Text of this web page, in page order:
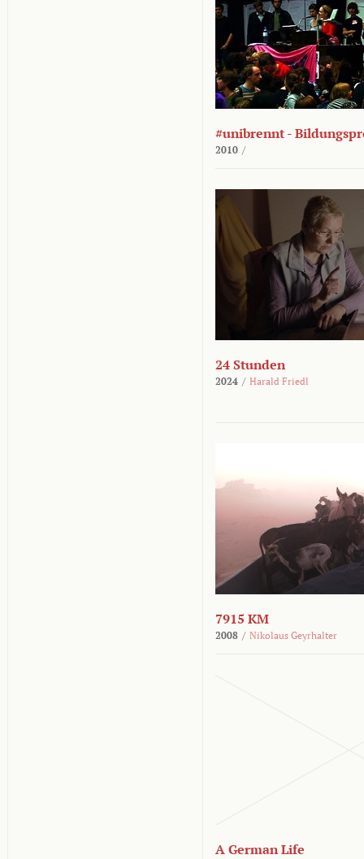
#unibrennt -
2010 /
24 Stunden
2024 / Harald Friedl
7915 KM
2008 / Nikolaus Geyrhalter
A German Life